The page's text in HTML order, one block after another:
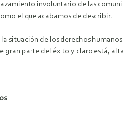
involuntario de las
el que acabamos de describir.
situación de los derechos
gran parte del éxito y claro está,